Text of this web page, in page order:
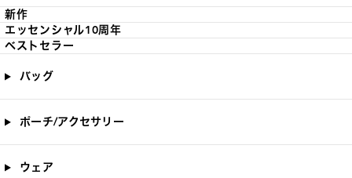
新作
エッセンシャル10周年
ベストセラー
バッグ
ポーチ/アクセサリー
ウェア